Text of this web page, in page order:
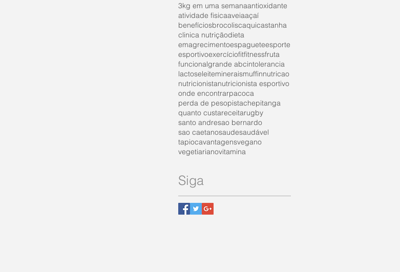
3kg em uma semanaantioxidante
atividade fisicaaveiaaçaí
benefíciosbrocoliscaquicastanha
clinica nutriçãodieta
emagrecimentoespagueteesporte
esportivoexercíciofitfitnessfruta
funcionalgrande abcintolerancia
lactoseleitemineraismuffinnutricao
nutricionistanutricionista esportivo
onde encontrarpacoca
perda de pesopistachepitanga
quanto custareceitarugby
santo andresao bernardo
sao caetanosaudesaudável
tapiocavantagensvegano
vegetiarianovitamina
Siga